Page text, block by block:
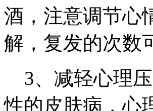
酒，注意调节心
解，复发的次数
3、减轻心理
性的皮肤病，心